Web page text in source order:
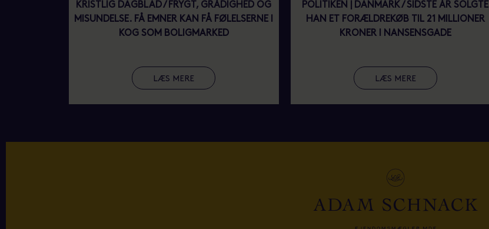
KRISTLIG DAGBLAD / FRYGT, GRÅDIGHED OG
MISUNDELSE. FÅ EMNER KAN FÅ FØLELSERNE I
KOG SOM BOLIGMARKED
LÆS MERE
POLITIKEN | DANMARK / SIDSTE ÅR SOLGTE
HAN ET FORÆLDREKØB TIL 21 MILLIONER
KRONER I NANSENSGADE
LÆS MERE